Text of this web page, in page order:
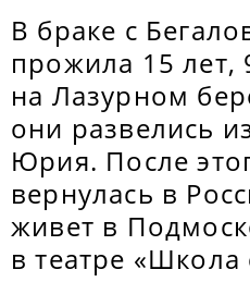
В браке с
прожила 15 лет,
на Лазурном
они развелись
Юрия. После
вернулась в
живет в
в театре